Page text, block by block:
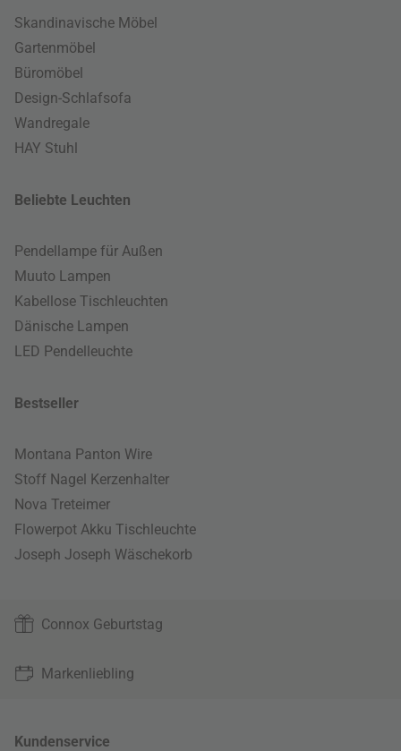
Skandinavische Möbel
Gartenmöbel
Büromöbel
Design-Schlafsofa
Wandregale
HAY Stuhl
Beliebte Leuchten
Pendellampe für Außen
Muuto Lampen
Kabellose Tischleuchten
Dänische Lampen
LED Pendelleuchte
Bestseller
Montana Panton Wire
Stoff Nagel Kerzenhalter
Nova Treteimer
Flowerpot Akku Tischleuchte
Joseph Joseph Wäschekorb
Connox Geburtstag
Markenliebling
Kundenservice